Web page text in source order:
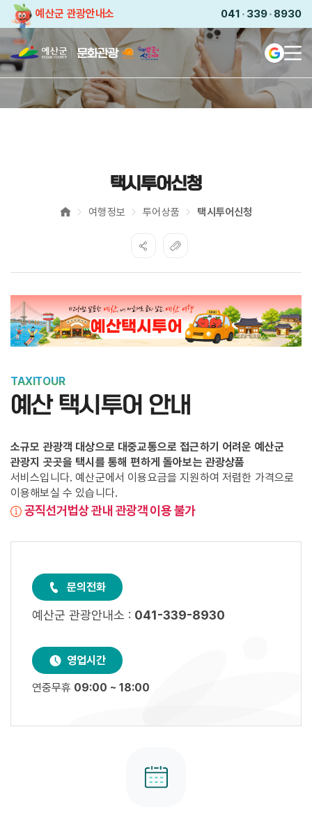
예산군 관광안내소 041 339 8930
예쁜곳이
산더미
2026
해
Language
전
택시투어신청
여행정보 투어상품 택시투어신청
TAXITOUR
예산 택시투어 안내
소규모 관광객 대상으로 대중교통으로 접근하기 어려운 예산군
관광지 곳곳을 택시를 통해 편하게 돌아보는 관광상품
서비스입니다. 예산군에서 이용요금을 지원하여 저렴한 가격으로
이용해보실 수 있습니다.
공직선거법상 관내 관광객 이용 불가
문의전화
예산군 관광안내소 : 041-339-8930
영업시간
연중무휴 09:00 ~ 18:00